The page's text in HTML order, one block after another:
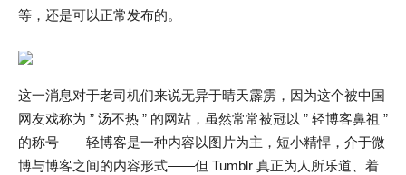
等，还是可以正常发布的。
这一消息对于老司机们来说无异于晴天霹雳，因为这个被中国
网友戏称为 ” 汤不热 ” 的网站，虽然常常被冠以 ” 轻博客鼻祖 ”
的称号——轻博客是一种内容以图片为主，短小精悍，介于微
博与博客之间的内容形式——但 Tumblr 真正为人所乐道、着